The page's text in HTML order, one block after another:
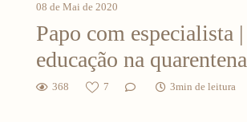
08 de Mai de 2020
Papo com especialista |
educação na quarentena
368 7 3min de leitura